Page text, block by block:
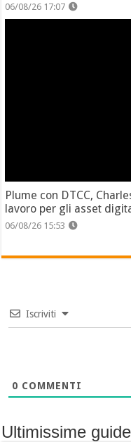
06/08/26 17:07
Plume con DTCC,
lavoro per gli asset
06/08/26 15:53
Iscriviti
0 COMMENTI
Ultimissime